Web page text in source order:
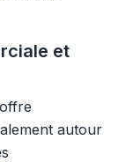
et
autour